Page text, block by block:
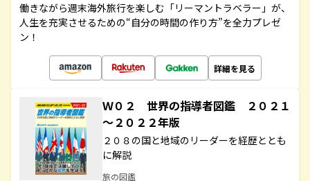
働きながら週末海外旅行を楽しむ「リーマントラベラー」が、
人生を充実させるための“自分の時間の作り方”を全力プレゼ
ン！
詳細を見る
Ｗ０２ 世界の指導者図鑑 ２０２１
～２０２２年版
２０８の国と地域のリーダーを経歴ととも
に解説
旅の図鑑